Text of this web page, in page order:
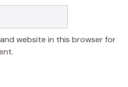
and website in this browser for